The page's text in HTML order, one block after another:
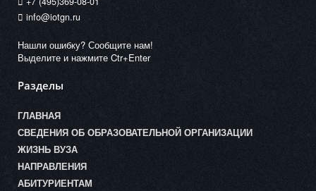
info@iotgn.ru
Нашли ошибку? Сообщите нам!
Выделите и нажмите Ctr+Enter
Разделы
ГЛАВНАЯ
СВЕДЕНИЯ ОБ ОБРАЗОВАТЕЛЬНОЙ ОРГАНИЗАЦИИ
ЖИЗНЬ ВУЗА
НАПРАВЛЕНИЯ
АБИТУРИЕНТАМ